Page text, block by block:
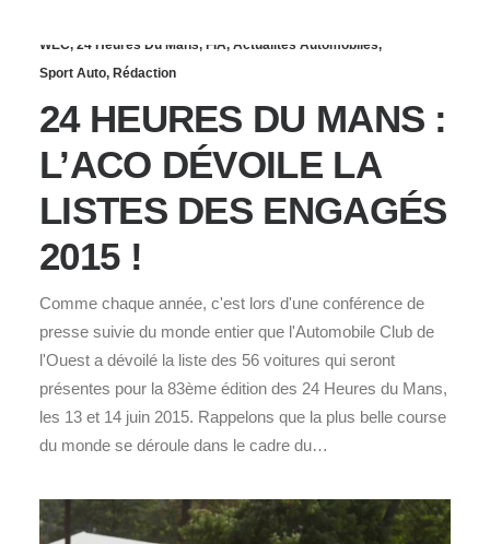
WEC, 24 Heures Du Mans, FIA, Actualités Automobiles,
Sport Auto, Rédaction
24 HEURES DU MANS :
L’ACO DÉVOILE LA
LISTES DES ENGAGÉS
2015 !
Comme chaque année, c'est lors d'une conférence de
presse suivie du monde entier que l'Automobile Club de
l'Ouest a dévoilé la liste des 56 voitures qui seront
présentes pour la 83ème édition des 24 Heures du Mans,
les 13 et 14 juin 2015. Rappelons que la plus belle course
du monde se déroule dans le cadre du…